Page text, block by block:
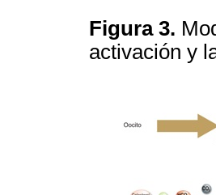
Figura 3.
activación y